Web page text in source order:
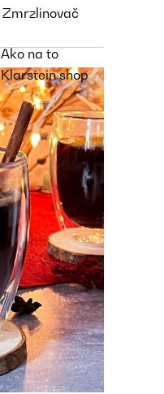
Zmrzlinovač
Ako na to
Klarstein shop